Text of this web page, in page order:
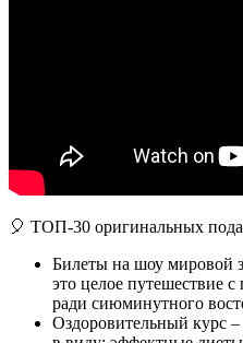
🎈 ТОП-30 оригинальных
Билеты на шоу мировой
это целое путешествие
ради сиюминутного
Оздоровительный курс –